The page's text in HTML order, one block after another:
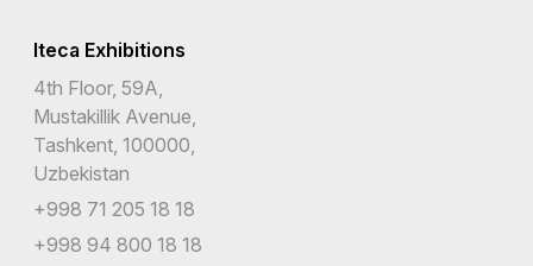
Iteca Exhibitions
4th Floor, 59A,
Mustakillik Avenue,
Tashkent, 100000,
Uzbekistan
+998 71 205 18 18
+998 94 800 18 18